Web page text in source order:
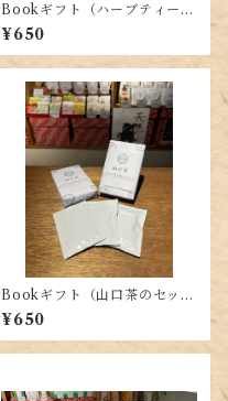
Bookギフト（ハーブティーの
セット）
¥650
Bookギフト（山口茶のセッ
ト）
¥650